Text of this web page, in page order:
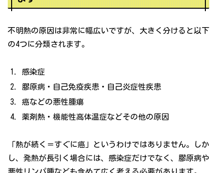
不明熱の原因は非常に幅広いですが、大きく分けると以下
の4つに分類されます。
感染症
膠原病・自己免疫疾患・自己炎症性疾患
癌などの悪性腫瘍
薬剤熱・機能性高体温症などその他の原因
「熱が続く＝すぐに癌」というわけではありません。しか
し、発熱が長引く場合には、感染症だけでなく、膠原病や